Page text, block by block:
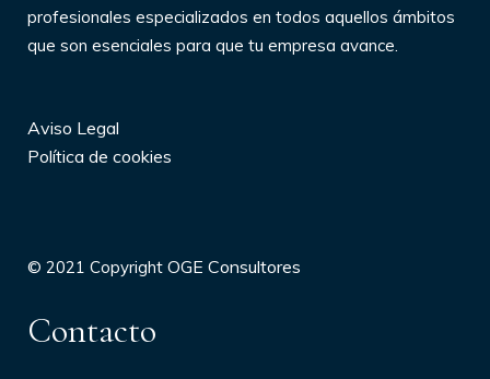
profesionales especializados en todos aquellos ámbitos
que son esenciales para que tu empresa avance.
Aviso Legal
Política de cookies
© 2021 Copyright OGE Consultores
Contacto